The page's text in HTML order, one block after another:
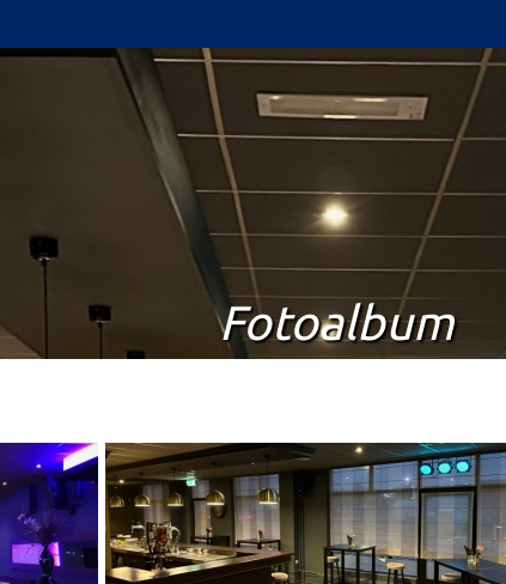
OVER ONS
FEESTEN EN PARTIJEN
COMPLETE ARRANGEMENTEN
BORRELBIJEENKOMSTEN
TROUWEN IN DE KONING
Fotoalbum